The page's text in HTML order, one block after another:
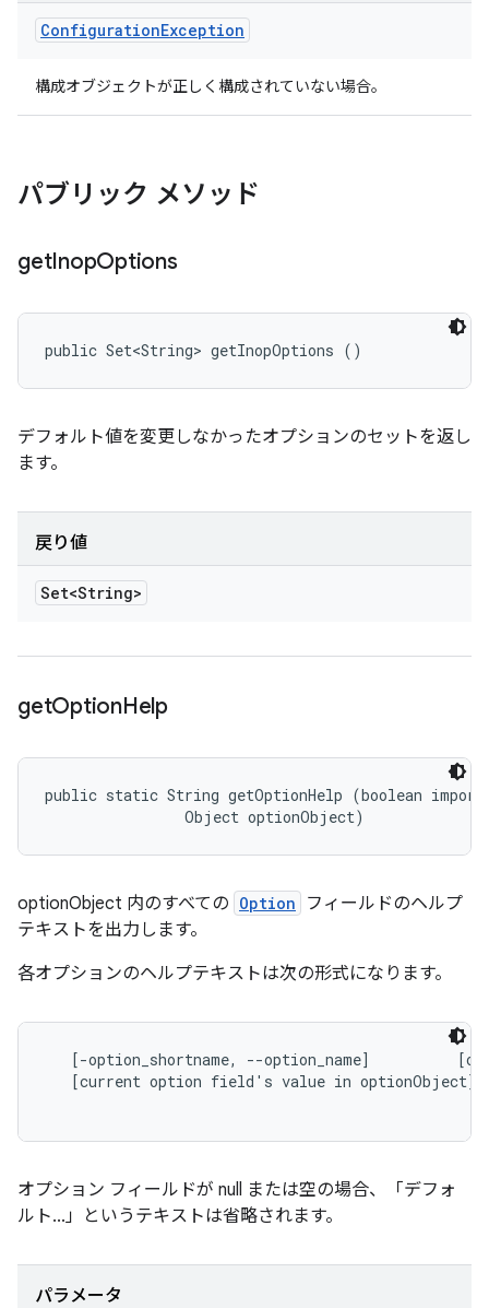
ConfigurationException
構成オブジェクトが正しく構成されていない場合。
パブリック メソッド
getInopOptions
public Set<String> getInopOptions ()
デフォルト値を変更しなかったオプションのセットを返し
ます。
戻り値
Set<String>
getOptionHelp
public static String getOptionHelp (boolean
                Object optionObject)
optionObject 内のすべての Option
フィールドのヘルプ
テキストを出力します。
各オプションのヘルプテキストは次の形式になります。
[-option_shortname, --option_name]
   [current option field's value in optionObject]
オプション フィールドが null または空の場合、「デフォ
ルト...」というテキストは省略されます。
パラメータ